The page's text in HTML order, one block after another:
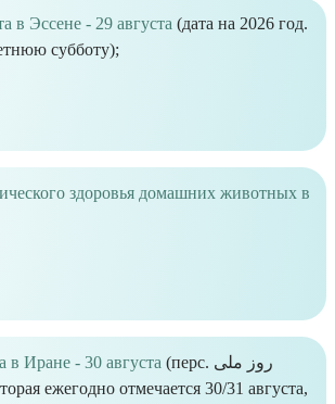
в Эссене - 29 августа (дата на 2026 год.
субботу);
здоровья домашних животных в
в Иране - 30 августа (перс. روز ملی